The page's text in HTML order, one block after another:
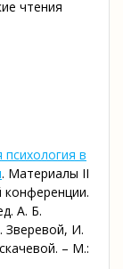
чтения
психология в
. Материалы II
конференции.
А. Б.
Зверевой, И.
– М.: